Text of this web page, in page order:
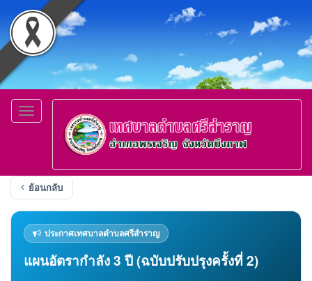
Toggle
navigation
ย้อนกลับ
ประกาศเทศบาลตำบลศรีสำราญ
แผนอัตรากำลัง 3 ปี (ฉบับปรับปรุงครั้งที่ 2)